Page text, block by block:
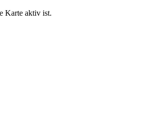
Karte aktiv ist.